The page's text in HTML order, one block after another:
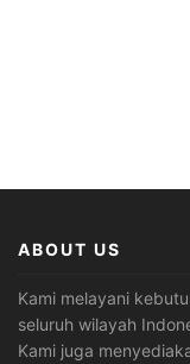
ABOUT US
Kami melayani
seluruh wilayah
Kami juga